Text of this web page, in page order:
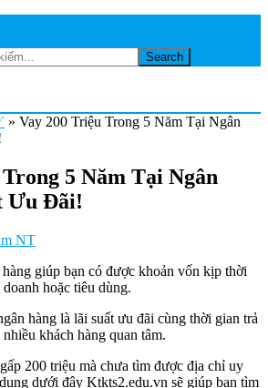
» Vay 200 Triệu Trong 5 Năm Tại Ngân
5 Năm Tại Ngân
Ưu Đãi!
NT
hàng giúp bạn có được khoản vốn kịp thời
hoặc tiêu dùng.
hàng là lãi suất ưu đãi cùng thời gian trả
khách hàng quan tâm.
200 triệu mà chưa tìm được địa chỉ uy
dưới đây Ktkts2.edu.vn sẽ giúp bạn tìm